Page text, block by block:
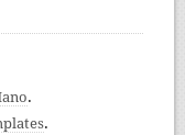
.
.